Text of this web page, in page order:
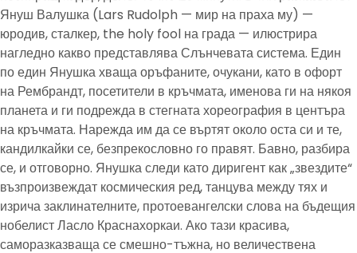
Януш Валушка (Lars Rudolph — мир на праха му) —
юродив, сталкер, the holy fool на града — илюстрира
нагледно какво представлява Слънчевата система. Един
по един Янушка хваща оръфаните, очукани, като в офорт
на Рембрандт, посетители в кръчмата, именова ги на някоя
планета и ги подрежда в стегната хореография в центъра
на кръчмата. Нарежда им да се въртят около оста си и те,
кандилкайки се, безпрекословно го правят. Бавно, разбира
се, и отговорно. Янушка следи като диригент как „звездите“
възпроизвеждат космическия ред, танцува между тях и
изрича заклинателните, протоевангелски слова на бъдещия
нобелист Ласло Краснахоркаи. Ако тази красива,
саморазказваща се смешно-тъжна, но величествена